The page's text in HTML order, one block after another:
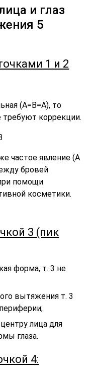
и глаз
5
1 и 2
(A=B=A), то
требуют коррекции.
частое явление (A
бровей
помощи
косметики.
3 (пик
форма, т. 3 не
вытяжения т. 3
лица для
глаза.
4: